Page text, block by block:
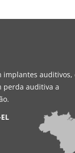
implantes auditivos,
perda auditiva a